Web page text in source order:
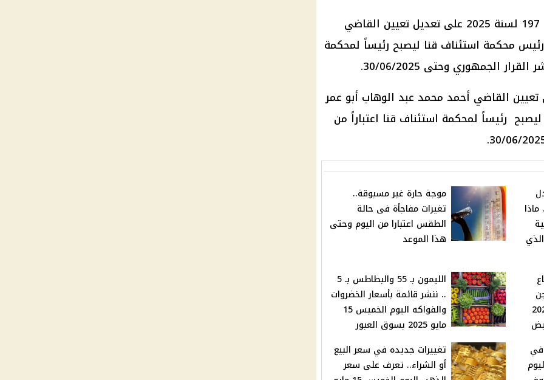
وتنص المادة الأولى من القرار رقم 197 لسنة 2025 على تعديل تعيين القاضي
رئيس محكمة استئناف قنا ليصبح رئيساً لمحكمة
الجمهوري وحتى 30/06/2025.
تعيين القاضي أحمد محمد عبد الوهاب أبو عمر
رئيساً لمحكمة استئناف قنا اعتباراً من
موجة حارة غير مسبوقة..
تغيرات مفاجأة فى حالة
الطقس اعتبارا من اليوم وحتى
هذا الموعد
مايو 2025
الليمون بـ 55 والبطاطس بـ 5
.. ننشر قائمة بأسعار الخضروات
والفواكه اليوم الخميس 15
مايو 2025 بسوق العبور
في
تغييرات جديده في سعر البيع
أو الشراء.. تعرف على سعر